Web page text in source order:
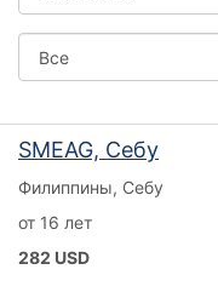
Город
SMEAG, Себу
Филиппины, Себу
от 16 лет
282 USD